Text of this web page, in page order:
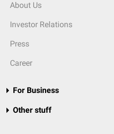
About Us
Investor Relations
Press
Career
For Business
Other stuff